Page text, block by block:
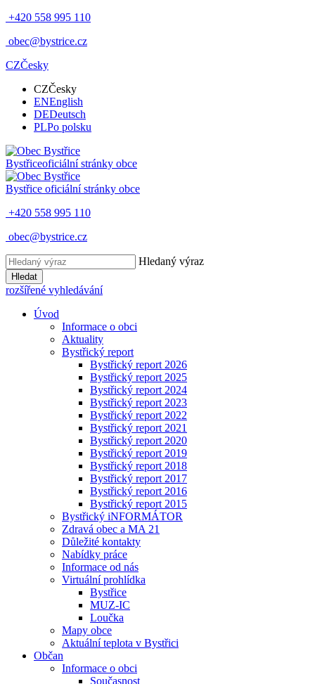
+420 558 995 110
obec@bystrice.cz
CZČesky
CZČesky
ENEnglish
DEDeutsch
PLPo polsku
Bystřiceoficiální stránky obce
Bystřice oficiální stránky obce
+420 558 995 110
obec@bystrice.cz
Hledaný výraz
Hledat
rozšířené vyhledávání
Úvod
Informace o obci
Aktuality
Bystřický report
Bystřický report 2026
Bystřický report 2025
Bystřický report 2024
Bystřický report 2023
Bystřický report 2022
Bystřický report 2021
Bystřický report 2020
Bystřický report 2019
Bystřický report 2018
Bystřický report 2017
Bystřický report 2016
Bystřický report 2015
Bystřický iNFORMÁTOR
Zdravá obec a MA 21
Důležité kontakty
Nabídky práce
Informace od nás
Virtuální prohlídka
Bystřice
MUZ-IC
Loučka
Mapy obce
Aktuální teplota v Bystřici
Občan
Informace o obci
Současnost